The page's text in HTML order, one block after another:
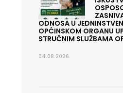
ODNOSA U
OPĆINSKOM ORGANU
STRUČNIM SLUŽBAMA
04.08.2026.